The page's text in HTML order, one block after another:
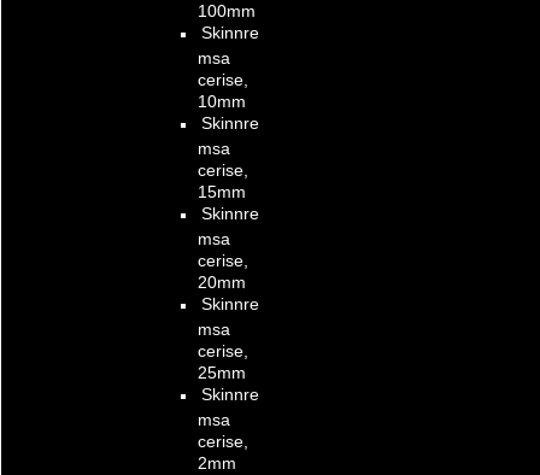
100mm
Skinnre
msa
cerise,
10mm
Skinnre
msa
cerise,
15mm
Skinnre
msa
cerise,
20mm
Skinnre
msa
cerise,
25mm
Skinnre
msa
cerise,
2mm